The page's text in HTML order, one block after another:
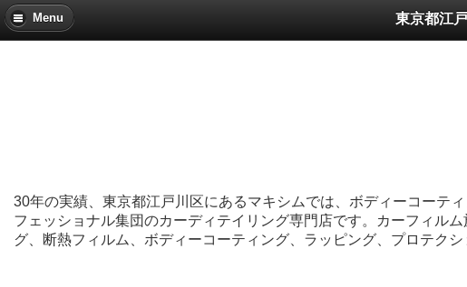
Menu 東京都江
30年の実績、東京都江戸川区にあるマキシムでは、ボディーコーテ
フェッショナル集団のカーディテイリング専門店です。カーフィル
グ、断熱フィルム、ボディーコーティング、ラッピング、プロテク